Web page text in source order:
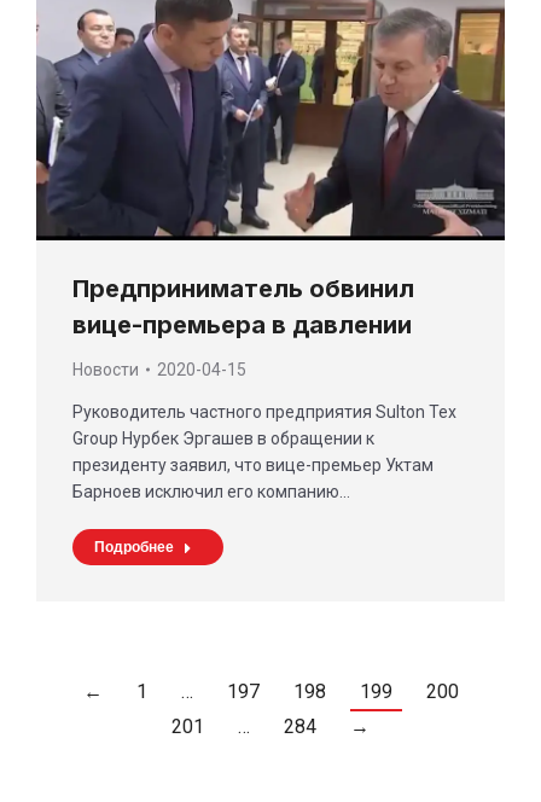
Предприниматель обвинил
вице-премьера в давлении
Новости 2020-04-15
Руководитель частного предприятия Sulton Tex
Group Нурбек Эргашев в обращении к
президенту заявил, что вице-премьер Уктам
Барноев исключил его компанию…
Подробнее
← 1 … 197 198 199
200
201
… 284 →